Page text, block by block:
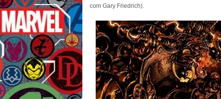
com Gary Friedrich).